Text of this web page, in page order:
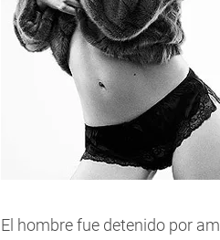
El hombre fue detenido por